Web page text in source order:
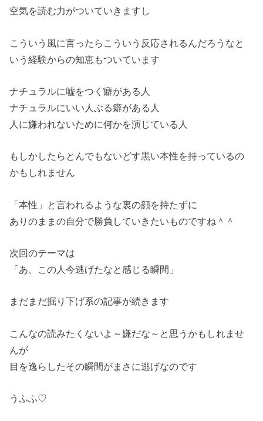
空気を読む力がついていきますし
こういう風に言ったらこういう反応されるんだろうなと
いう経験からの知恵もついています
ナチュラルに嘘をつく癖がある人
ナチュラルにいい人ぶる癖がある人
人に嫌われないために何かを演じている人
もしかしたらとんでもないどす黒い本性を持っているの
かもしれません
「本性」と言われるような裏の顔を持たずに
ありのままの自分で勝負していきたいものですね＾＾
次回のテーマは
「あ、この人今逃げたなと感じる瞬間」
まだまだ掘り下げ系の記事が続きます
こんなの読みたくないよ～嫌だな～と思うかもしれませ
んが
目を逸らしたその瞬間がまさに逃げなのです
うふふ♡